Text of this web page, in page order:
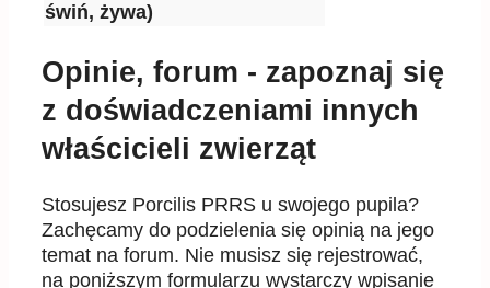
świń, żywa)
Opinie, forum - zapoznaj się
z doświadczeniami innych
właścicieli zwierząt
Stosujesz Porcilis PRRS u swojego pupila?
Zachęcamy do podzielenia się opinią na jego
temat na forum. Nie musisz się rejestrować,
na poniższym formularzu wystarczy wpisanie